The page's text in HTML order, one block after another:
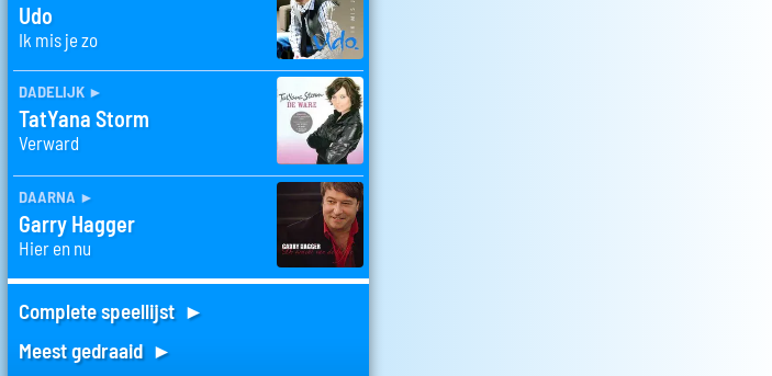
Udo
Ik mis je zo
dadelijk ►
TatYana Storm
Verward
daarna ►
Garry Hagger
Hier en nu
Complete speellijst ►
Meest gedraaid ►